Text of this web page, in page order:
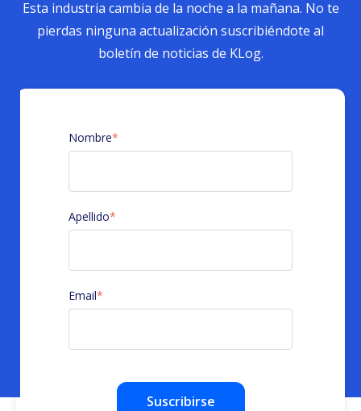
Esta industria cambia de la noche a la mañana. No te
pierdas ninguna actualización suscribiéndote al
boletín de noticias de KLog.
Nombre*
Apellido*
Email*